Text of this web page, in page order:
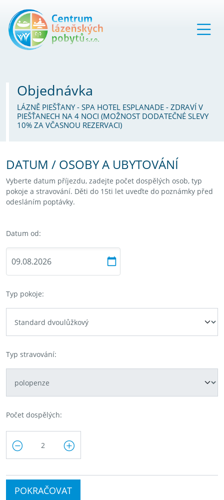
Objednávka
LÁZNĚ PIEŠŤANY - SPA HOTEL ESPLANADE - ZDRAVÍ V
PIEŠŤANECH NA 4 NOCI (MOŽNOST DODATEČNÉ SLEVY
10% ZA VČASNOU REZERVACI)
DATUM / OSOBY A UBYTOVÁNÍ
Vyberte datum příjezdu, zadejte počet dospělých osob, typ
pokoje a stravování. Děti do 15ti let uveďte do poznámky před
odesláním poptávky.
Datum od:
Typ pokoje:
Typ stravování:
Počet dospělých:
POKRAČOVAT